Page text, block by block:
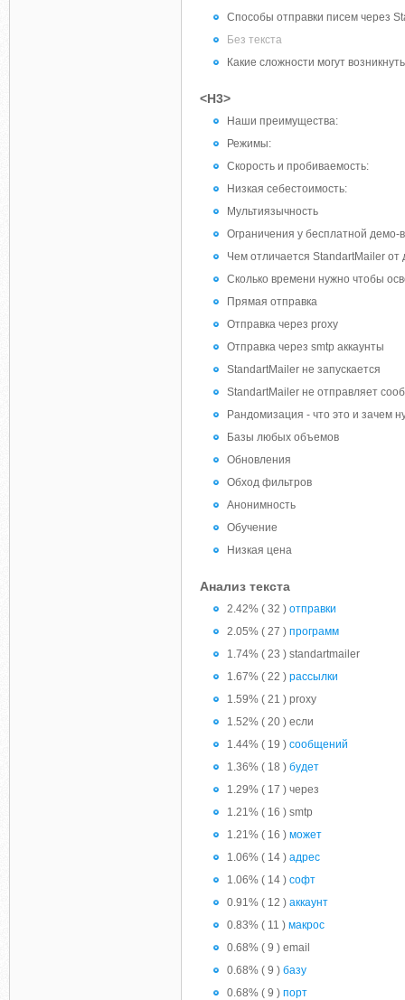
Способы отправки писем через
Без текста
Какие сложности могут
<H3>
Наши преимущества:
Режимы:
Скорость и пробиваемость:
Низкая себестоимость:
Мультиязычность
Ограничения у бесплатной демо-
Чем отличается StandartMailer от
Сколько времени нужно чтобы
Прямая отправка
Отправка через proxy
Отправка через smtp аккаунты
StandartMailer не запускается
StandartMailer не отправляет
Рандомизация - что это и зачем
Базы любых объемов
Обновления
Обход фильтров
Анонимность
Обучение
Низкая цена
Анализ текста
2.42% ( 32 ) отправки
2.05% ( 27 ) программ
1.74% ( 23 ) standartmailer
1.67% ( 22 ) рассылки
1.59% ( 21 ) proxy
1.52% ( 20 ) если
1.44% ( 19 ) сообщений
1.36% ( 18 ) будет
1.29% ( 17 ) через
1.21% ( 16 ) smtp
1.21% ( 16 ) может
1.06% ( 14 ) адрес
1.06% ( 14 ) софт
0.91% ( 12 ) аккаунт
0.83% ( 11 ) макрос
0.68% ( 9 ) email
0.68% ( 9 ) базу
0.68% ( 9 ) порт